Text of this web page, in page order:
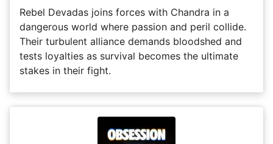
Rebel Devadas joins forces with Chandra in a
dangerous world where passion and peril collide.
Their turbulent alliance demands bloodshed and
tests loyalties as survival becomes the ultimate
stakes in their fight.